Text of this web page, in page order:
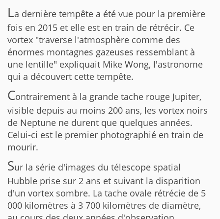
La dernière tempête a été vue pour la première
fois en 2015 et elle est en train de rétrécir. Ce
vortex "traverse l'atmosphère comme des
énormes montagnes gazeuses ressemblant à
une lentille" expliquait Mike Wong, l'astronome
qui a découvert cette tempête.
Contrairement à la grande tache rouge Jupiter,
visible depuis au moins 200 ans, les vortex noirs
de Neptune ne durent que quelques années.
Celui-ci est le premier photographié en train de
mourir.
Sur la série d'images du télescope spatial
Hubble prise sur 2 ans et suivant la disparition
d'un vortex sombre. La tache ovale rétrécie de 5
000 kilomètres à 3 700 kilomètres de diamètre,